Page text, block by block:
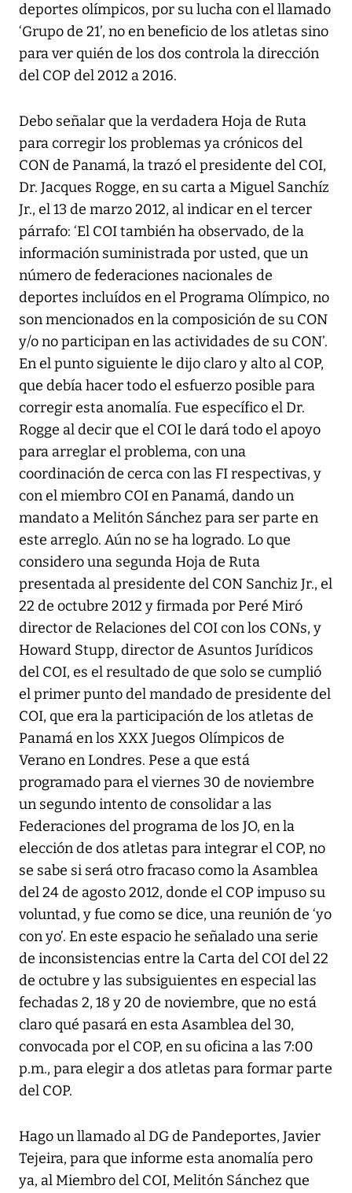
deportes olímpicos, por su lucha con el llamado
‘Grupo de 21’, no en beneficio de los atletas sino
para ver quién de los dos controla la dirección
del COP del 2012 a 2016.
Debo señalar que la verdadera Hoja de Ruta
para corregir los problemas ya crónicos del
CON de Panamá, la trazó el presidente del COI,
Dr. Jacques Rogge, en su carta a Miguel Sanchíz
Jr., el 13 de marzo 2012, al indicar en el tercer
párrafo: ‘El COI también ha observado, de la
información suministrada por usted, que un
número de federaciones nacionales de
deportes incluídos en el Programa Olímpico, no
son mencionados en la composición de su CON
y/o no participan en las actividades de su CON’.
En el punto siguiente le dijo claro y alto al COP,
que debía hacer todo el esfuerzo posible para
corregir esta anomalía. Fue específico el Dr.
Rogge al decir que el COI le dará todo el apoyo
para arreglar el problema, con una
coordinación de cerca con las FI respectivas, y
con el miembro COI en Panamá, dando un
mandato a Melitón Sánchez para ser parte en
este arreglo. Aún no se ha logrado. Lo que
considero una segunda Hoja de Ruta
presentada al presidente del CON Sanchiz Jr., el
22 de octubre 2012 y firmada por Peré Miró
director de Relaciones del COI con los CONs, y
Howard Stupp, director de Asuntos Jurídicos
del COI, es el resultado de que solo se cumplió
el primer punto del mandado de presidente del
COI, que era la participación de los atletas de
Panamá en los XXX Juegos Olímpicos de
Verano en Londres. Pese a que está
programado para el viernes 30 de noviembre
un segundo intento de consolidar a las
Federaciones del programa de los JO, en la
elección de dos atletas para integrar el COP, no
se sabe si será otro fracaso como la Asamblea
del 24 de agosto 2012, donde el COP impuso su
voluntad, y fue como se dice, una reunión de ‘yo
con yo’. En este espacio he señalado una serie
de inconsistencias entre la Carta del COI del 22
de octubre y las subsiguientes en especial las
fechadas 2, 18 y 20 de noviembre, que no está
claro qué pasará en esta Asamblea del 30,
convocada por el COP, en su oficina a las 7:00
p.m., para elegir a dos atletas para formar parte
del COP.
Hago un llamado al DG de Pandeportes, Javier
Tejeira, para que informe esta anomalía pero
ya, al Miembro del COI, Melitón Sánchez que